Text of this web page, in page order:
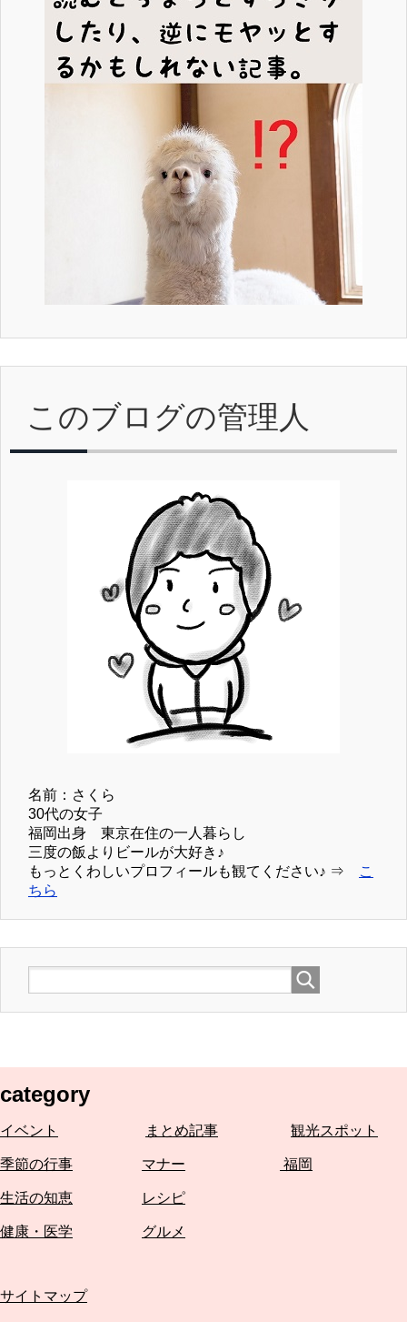
このブログの管理人
名前：さくら
30代の女子
福岡出身 東京在住の一人暮らし
三度の飯よりビールが大好き♪
もっとくわしいプロフィールも観てください♪ ⇒
こ
ちら
category
イベント まとめ記事 観光スポット
季節の行事 マナー 福岡
生活の知恵 レシピ
健康・医学 グルメ
サイトマップ